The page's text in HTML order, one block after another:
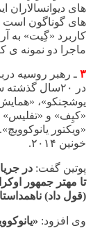
های دیوانسالاران
های گوناگون است
کاربرد «گِیت» به
ماجرا دو نمونه ی
۳ ـ رهبر روسیه
«کیِف» و «تفلیس»
«ویکتور
خونین ۲۰۱۴
.
پوتین گفت: در
تا مهتر جمهور
(قول داد)
وی افزود: